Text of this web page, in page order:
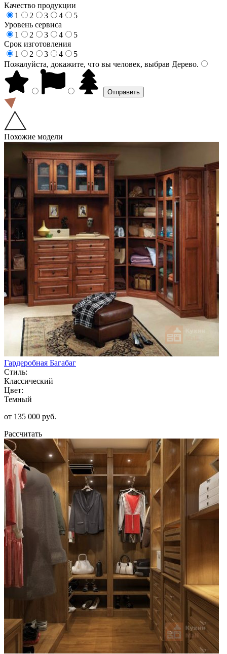
Качество продукции
1
2 3 4
5
Уровень сервиса
1
2 3 4
5
Срок изготовления
1
2 3 4
5
Пожалуйста, докажите, что вы человек, выбрав Дерево.
Похожие модели
Гардеробная Багабаг
Стиль:
Классический
Цвет:
Темный
от 135 000 руб.
Рассчитать